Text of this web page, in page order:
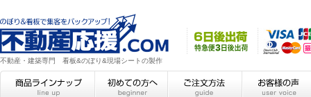
不動産・建築専門 看板&のぼり&現場シートの製作